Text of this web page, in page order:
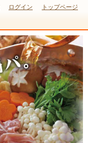
ログイン トップページ